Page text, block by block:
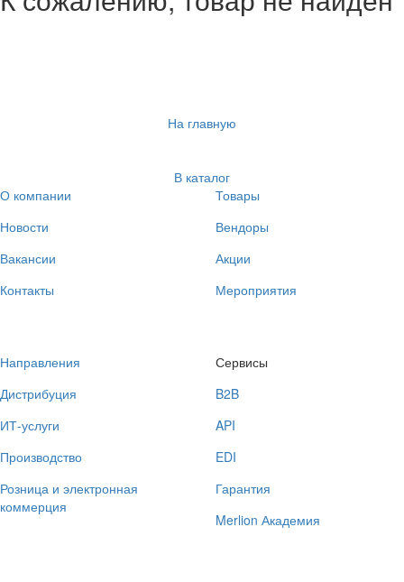
На главную
В каталог
О компании
Новости
Вакансии
Контакты
Товары
Вендоры
Акции
Мероприятия
Направления
Дистрибуция
ИТ-услуги
Производство
Розница и электронная
коммерция
Сервисы
B2B
API
EDI
Гарантия
Merlion Академия